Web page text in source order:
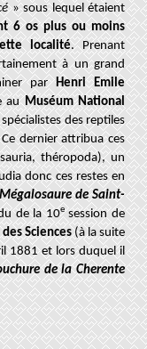
» sous lequel étaient
6 os plus ou moins
localité. Prenant
à un grand
parHenri Emile
au Muséum National
des reptiles
dernier attribua ces
théropoda), un
donc ces restes en
de Saint-
de la 10esession de
Sciences(à la suite
1881 et lors duquel il
de la Cherente